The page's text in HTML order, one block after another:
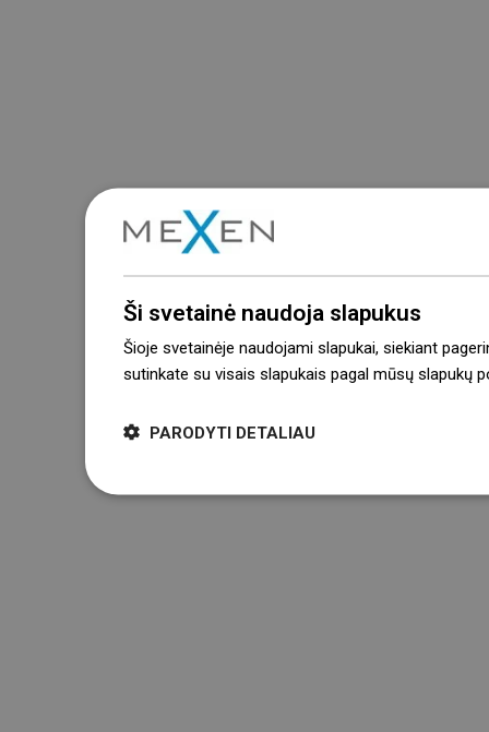
Ši svetainė naudoja slapukus
Šioje svetainėje naudojami slapukai, siekiant
sutinkate su visais slapukais pagal mūsų slapukų
PARODYTI DETALIAU